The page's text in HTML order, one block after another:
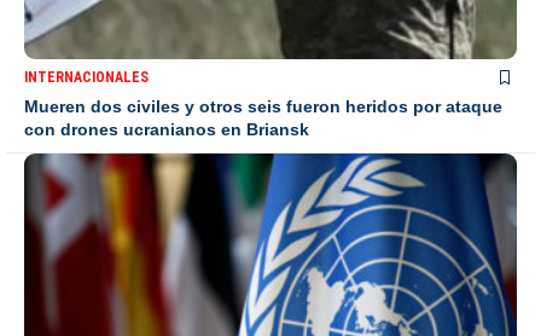
INTERNACIONALES
Mueren dos civiles y otros seis fueron heridos por ataque
con drones ucranianos en Briansk